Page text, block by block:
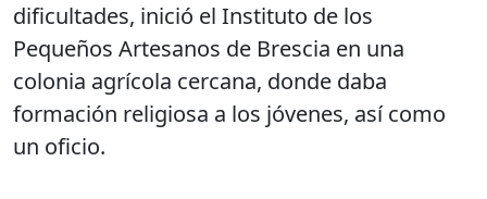
dificultades, inició el Instituto de los
Pequeños Artesanos de Brescia en una
colonia agrícola cercana, donde daba
formación religiosa a los jóvenes, así como
un oficio.